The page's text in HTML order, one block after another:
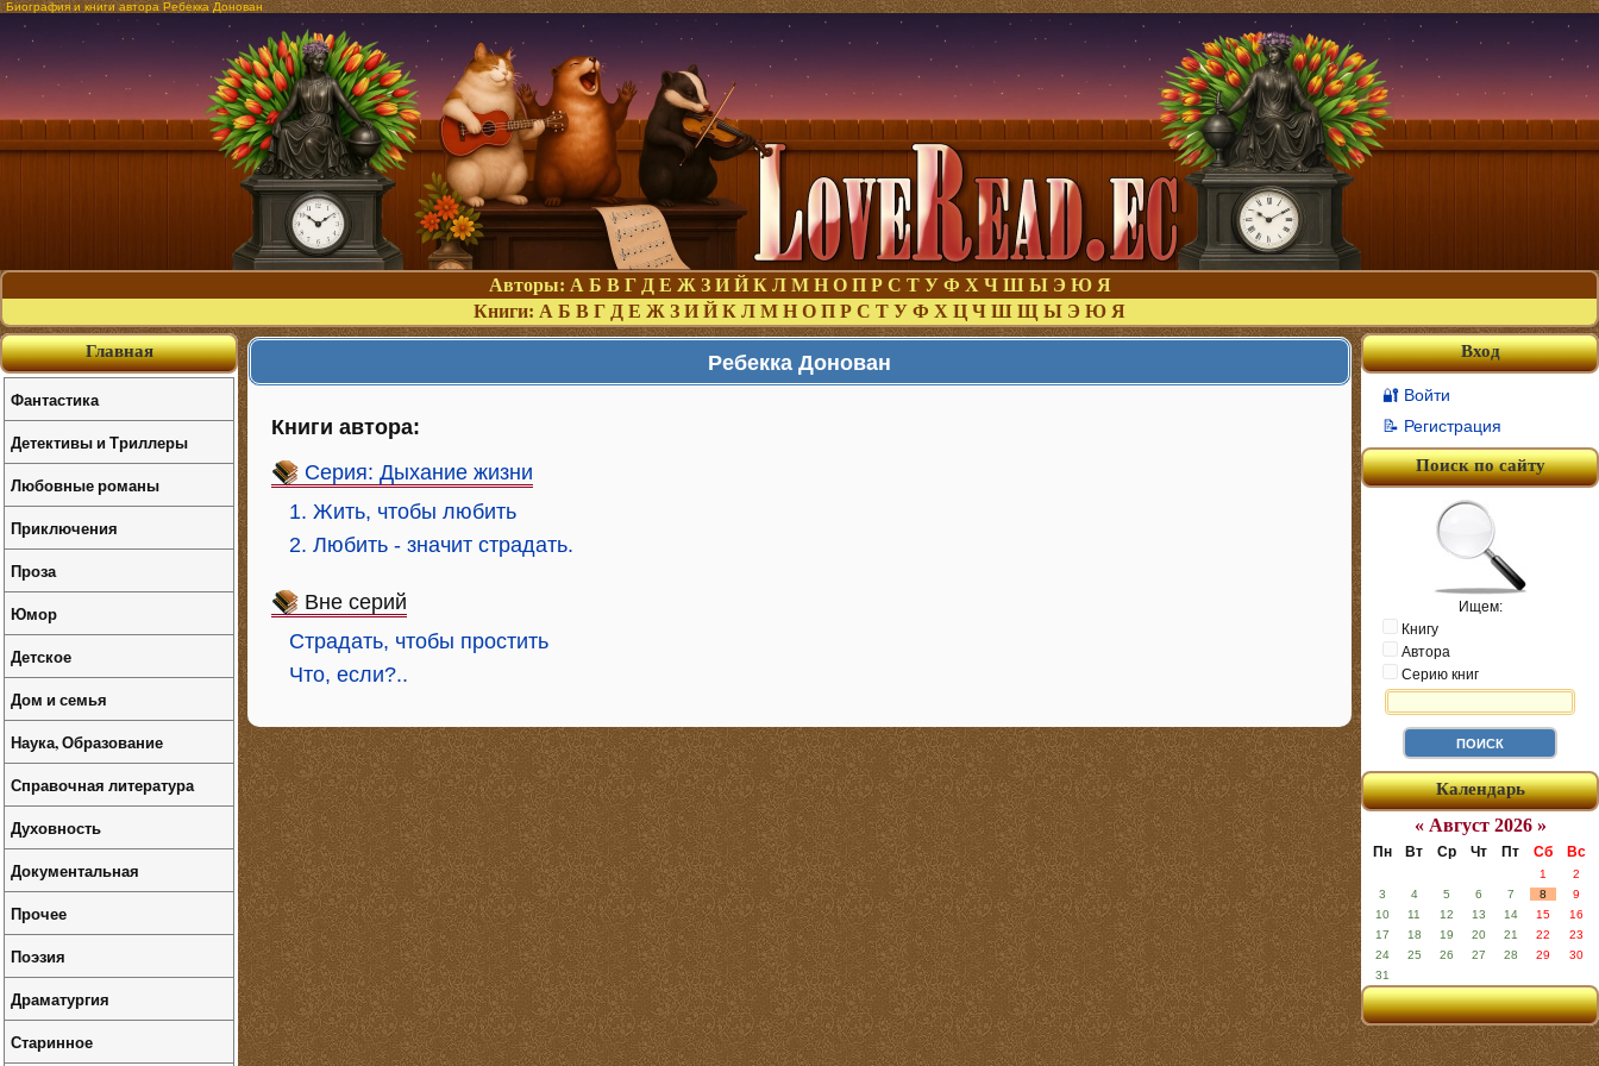
Биография и книги автора Ребекка Донован
Авторы: А Б В Г Д Е Ж З И Й К Л М Н О П Р С Т У Ф Х Ч Ш Ы Э Ю Я
Книги: А Б В Г Д Е Ж З И Й К Л М Н О П Р С Т У Ф Х Ц Ч Ш Щ Ы Э Ю Я
Ребекка Донован
Книги автора:
Серия: Дыхание жизни
1. Жить, чтобы любить
2. Любить - значит страдать.
Вне серий
Страдать, чтобы простить
Что, если?..
Вход
🔐 Войти
📝 Регистрация
Поиск по сайту
Ищем:
Книгу
Автора
Серию книг
Календарь
« Август 2026 »
Пн Вт Ср Чт Пт Сб Вс
1
2
3
4 5 6 7 8
9
10
11 12 13 14 15
16
17
18 19 20 21 22
23
24
25 26 27 28 29
30
31
Главная
Фантастика
Детективы и Триллеры
Любовные романы
Приключения
Проза
Юмор
Детское
Дом и семья
Наука, Образование
Справочная литература
Духовность
Документальная
Прочее
Поэзия
Драматургия
Старинное